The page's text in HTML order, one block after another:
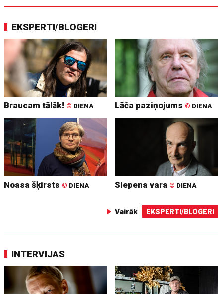
EKSPERTI/BLOGERI
Braucam tālāk! © DIENA Lāča paziņojums © DIENA
Noasa šķirsts © DIENA Slepena vara © DIENA
Vairāk EKSPERTI/BLOGERI
INTERVIJAS